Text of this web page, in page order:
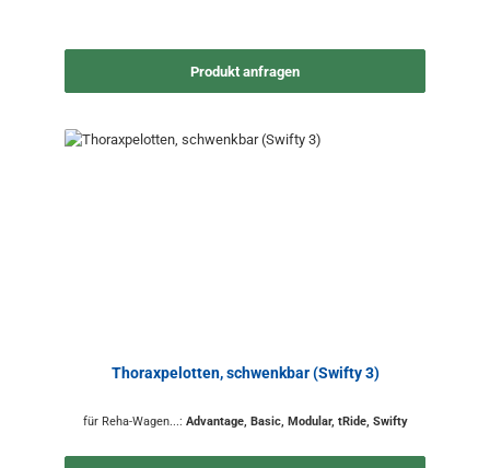
Produkt anfragen
Thoraxpelotten, schwenkbar (Swifty 3)
für Reha-Wagen...: Advantage, Basic, Modular, tRide, Swifty